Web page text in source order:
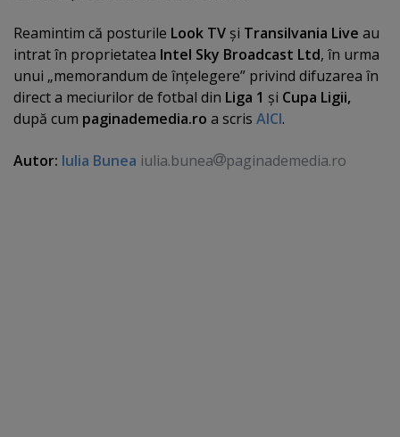
Reamintim că posturile Look TV şi Transilvania Live au
intrat în proprietatea Intel Sky Broadcast Ltd, în urma
unui „memorandum de înţelegere” privind difuzarea în
direct a meciurilor de fotbal din Liga 1 şi Cupa Ligii,
după cum paginademedia.ro a scris AICI.
Autor: Iulia Bunea iulia.bunea paginademedia.ro